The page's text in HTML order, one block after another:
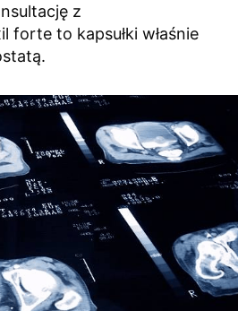
z
forte to kapsułki właśnie